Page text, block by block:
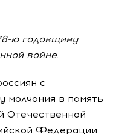
ю годовщину
войне.
с
молчания в память
Отечественной
Федерации.